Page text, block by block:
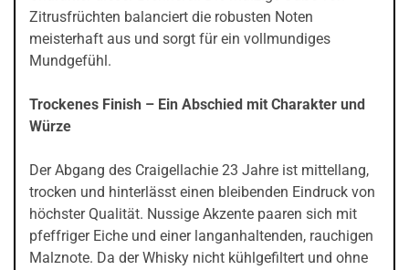
Zitrusfrüchten balanciert die robusten Noten
meisterhaft aus und sorgt für ein vollmundiges
Mundgefühl.
Trockenes Finish – Ein Abschied mit Charakter und
Würze
Der Abgang des Craigellachie 23 Jahre ist mittellang,
trocken und hinterlässt einen bleibenden Eindruck von
höchster Qualität. Nussige Akzente paaren sich mit
pfeffriger Eiche und einer langanhaltenden, rauchigen
Malznote. Da der Whisky nicht kühlgefiltert und ohne